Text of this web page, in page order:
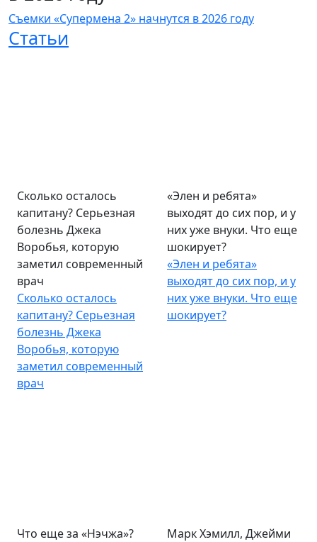
Съемки «Супермена 2» начнутся в 2026 году
Статьи
Сколько осталось
капитану? Серьезная
болезнь Джека
Воробья, которую
заметил современный
врач
Сколько осталось
капитану? Серьезная
болезнь Джека
Воробья, которую
заметил современный
врач
«Элен и ребята»
выходят до сих пор, и у
них уже внуки. Что еще
шокирует?
«Элен и ребята»
выходят до сих пор, и у
них уже внуки. Что еще
шокирует?
Что еще за «Нэчжа»?
Марк Хэмилл, Джейми